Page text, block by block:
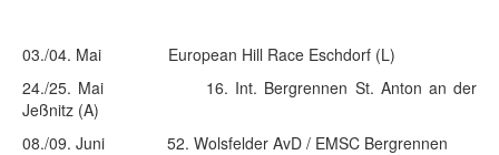
03./04. Mai European Hill Race Eschdorf (L)
24./25. Mai 16. Int. Bergrennen St. Anton an der
Jeßnitz (A)
08./09. Juni 52. Wolsfelder AvD / EMSC Bergrennen